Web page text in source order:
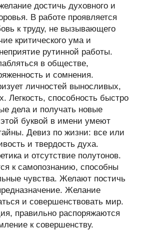
достичь духовного и
В работе проявляется
к труду, не вызывающего
критического ума и
рутинной работы.
в обществе,
и сомнения.
личностей выносливых,
Легкость, способность быстро
дела и получать новые
буквой в имени умеют
Девиз по жизни: все или
и твердость духа.
и отсутствие полутонов.
к самопознанию, способны
чувства. Желают постичь
Желание
и совершенствовать мир.
правильно распоряжаются
к совершенству.